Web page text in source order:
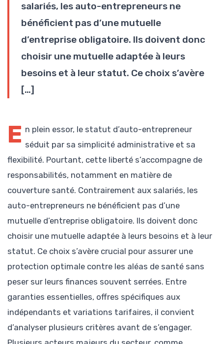
salariés, les auto-entrepreneurs ne
bénéficient pas d’une mutuelle
d’entreprise obligatoire. Ils doivent donc
choisir une mutuelle adaptée à leurs
besoins et à leur statut. Ce choix s’avère
[…]
E n plein essor, le statut d’auto-entrepreneur
séduit par sa simplicité administrative et sa
flexibilité. Pourtant, cette liberté s’accompagne de
responsabilités, notamment en matière de
couverture santé. Contrairement aux salariés, les
auto-entrepreneurs ne bénéficient pas d’une
mutuelle d’entreprise obligatoire. Ils doivent donc
choisir une mutuelle adaptée à leurs besoins et à leur
statut. Ce choix s’avère crucial pour assurer une
protection optimale contre les aléas de santé sans
peser sur leurs finances souvent serrées. Entre
garanties essentielles, offres spécifiques aux
indépendants et variations tarifaires, il convient
d’analyser plusieurs critères avant de s’engager.